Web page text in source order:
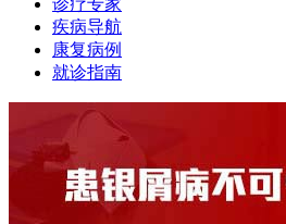
诊疗专家
疾病导航
康复病例
就诊指南